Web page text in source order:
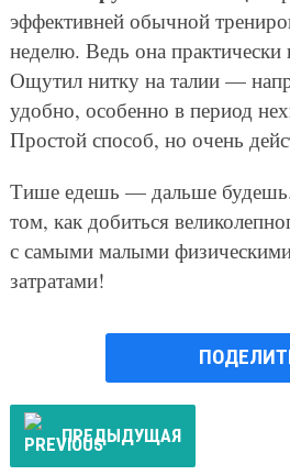
эффективней обычной
неделю. Ведь она практически
Ощутил нитку на талии —
удобно, особенно в период
Простой способ, но очень
Тише едешь — дальше
том, как добиться
с самыми малыми
затратами!
ПРЕДЫДУЩАЯ